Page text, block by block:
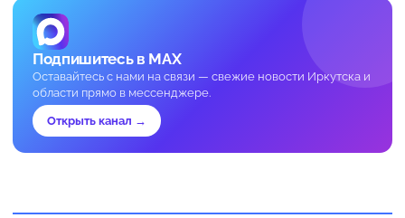
Подпишитесь в MAX
Оставайтесь с нами на связи — свежие новости Иркутска и
области прямо в мессенджере.
Открыть канал →